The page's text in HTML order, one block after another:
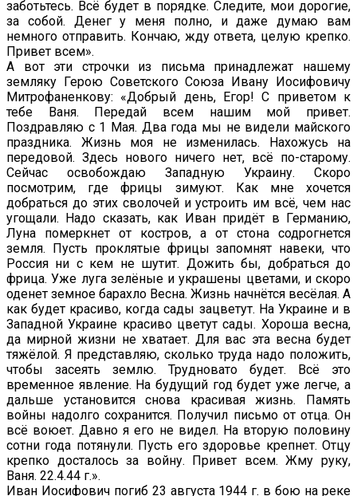
заботьтесь. Всё будет в порядке. Следите, мои дорогие,
за собой. Денег у меня полно, и даже думаю вам
немного отправить. Кончаю, жду ответа, целую крепко.
Привет всем».
А вот эти строчки из письма принадлежат нашему
земляку Герою Советского Союза Ивану Иосифовичу
Митрофаненкову: «Добрый день, Егор! С приветом к
тебе Ваня. Передай всем нашим мой привет.
Поздравляю с 1 Мая. Два года мы не видели майского
праздника. Жизнь моя не изменилась. Нахожусь на
передовой. Здесь нового ничего нет, всё по-старому.
Сейчас освобождаю Западную Украину. Скоро
посмотрим, где фрицы зимуют. Как мне хочется
добраться до этих сволочей и устроить им всё, чем нас
угощали. Надо сказать, как Иван придёт в Германию,
Луна померкнет от костров, а от стона содрогнется
земля. Пусть проклятые фрицы запомнят навеки, что
Россия ни с кем не шутит. Дожить бы, добраться до
фрица. Уже луга зелёные и украшены цветами, и скоро
оденет земное барахло Весна. Жизнь начнётся весёлая. А
как будет красиво, когда сады зацветут. На Украине и в
Западной Украине красиво цветут сады. Хороша весна,
да мирной жизни не хватает. Для вас эта весна будет
тяжёлой. Я представляю, сколько труда надо положить,
чтобы засеять землю. Трудновато будет. Всё это
временное явление. На будущий год будет уже легче, а
дальше установится снова красивая жизнь. Память
войны надолго сохранится. Получил письмо от отца. Он
всё воюет. Давно я его не видел. На вторую половину
сотни года потянули. Пусть его здоровье крепнет. Отцу
крепко досталось за войну. Привет всем. Жму руку,
Ваня. 22.4.44 г.».
Иван Иосифович погиб 23 августа 1944 г. в бою на реке